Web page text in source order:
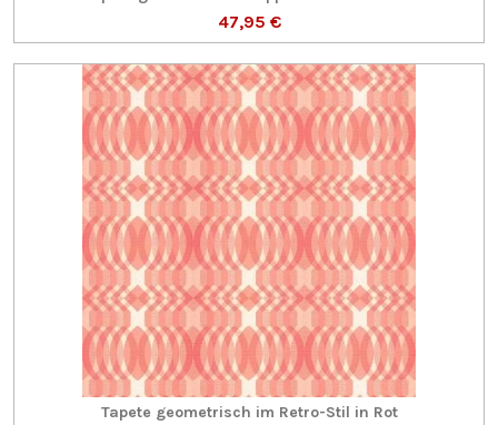
47,95 €
Tapete geometrisch im Retro-Stil in Rot